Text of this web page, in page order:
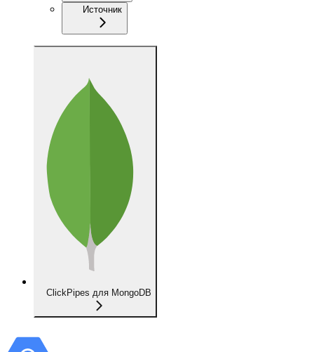
Источник
ClickPipes для MongoDB